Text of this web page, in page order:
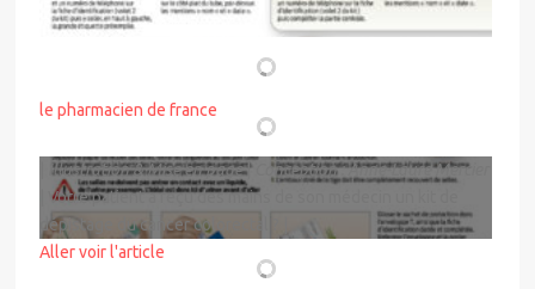
le pharmacien de france
Illustration & Mise en page|
Conception : Anne-Laure Mercier
| Votre patient a reçu des mains de son médecin un kit de
dépistage du cancer colorectal ? |
Aller voir l'article